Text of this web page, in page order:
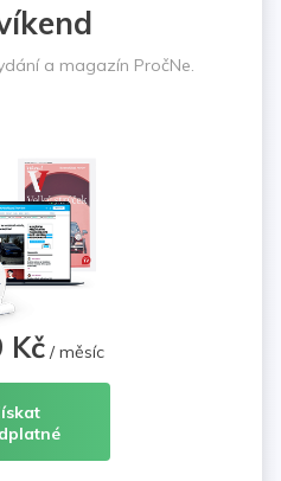
a magazín PročNe.
Kč/ měsíc